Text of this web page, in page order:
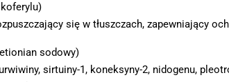
się w tłuszczach, zapewniający
sodowy)
sirtuiny-1, koneksyny-2, nidogenu,